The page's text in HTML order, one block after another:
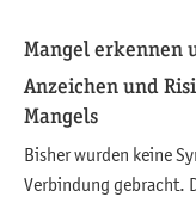
Mangel erkennen
Anzeichen und
Mangels
Bisher wurden keine
Verbindung gebracht.